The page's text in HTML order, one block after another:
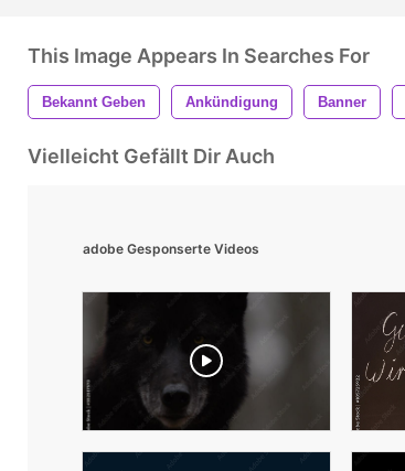
This Image Appears In Searches For
Bekannt Geben Ankündigung Banner
Vielleicht Gefällt Dir Auch
adobe Gesponserte Videos